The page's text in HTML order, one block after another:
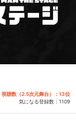
視聴数（2.5次元舞台）：13位
気になる登録数： 1109